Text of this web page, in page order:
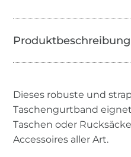
Dieses robuste und
Taschengurtband
Taschen oder
Accessoires aller Art.